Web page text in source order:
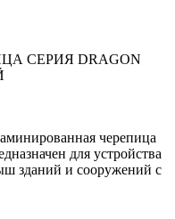
черепица
для устройства
зданий и сооружений с